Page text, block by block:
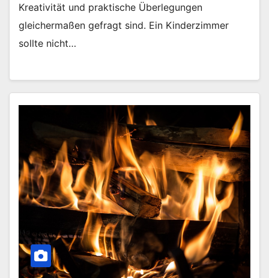
Kreativität und praktische Überlegungen
gleichermaßen gefragt sind. Ein Kinderzimmer
sollte nicht…